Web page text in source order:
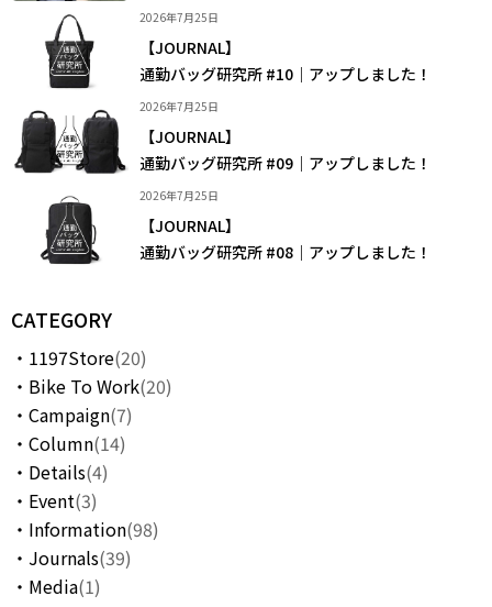
2026年7月25日
【JOURNAL】
通勤バッグ研究所 #10｜アップしました！
2026年7月25日
【JOURNAL】
通勤バッグ研究所 #09｜アップしました！
2026年7月25日
【JOURNAL】
通勤バッグ研究所 #08｜アップしました！
CATEGORY
1197Store(20)
Bike To Work(20)
Campaign(7)
Column(14)
Details(4)
Event(3)
Information(98)
Journals(39)
Media(1)